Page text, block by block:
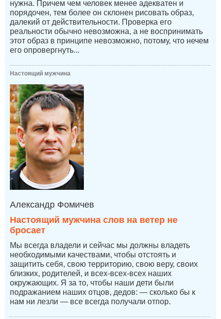
нужна. Причем чем человек менее адекватен и
порядочен, тем более он склонен рисовать образ,
далекий от действительности. Проверка его
реальности обычно невозможна, а не воспринимать
этот образ в принципе невозможно, потому, что нечем
его опровергнуть...
Настоящий мужчина
Александр Фомичев
Настоящий мужчина слов на ветер не
бросает
Мы всегда владели и сейчас мы должны владеть
необходимыми качествами, чтобы отстоять и
защитить себя, свою территорию, свою веру, своих
близких, родителей, и всех-всех-всех наших
окружающих. Я за то, чтобы наши дети были
подражанием наших отцов, дедов: — сколько бы к
нам ни лезли — все всегда получали отпор.